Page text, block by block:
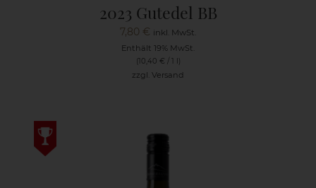
2023 Gutedel BB
7,80 € inkl. MwSt.
Enthält 19% MwSt.
(10,40 € / 1 l)
zzgl. Versand